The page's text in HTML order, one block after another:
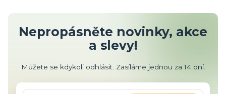
Nepropásněte novinky, akce
a slevy!
Můžete se kdykoli odhlásit. Zasíláme jednou za 14 dní.